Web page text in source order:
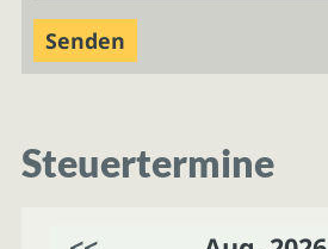
Steuertermine